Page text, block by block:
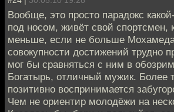
Вообще, это просто парадокс
под носом, живёт свой спортсмен,
меньше, если не больше
совокупности достижений трудно
мог бы сравняться с ним в
Богатырь, отличный мужик. Более
позитивно воспринимается
Чем не ориентир молодёжи на